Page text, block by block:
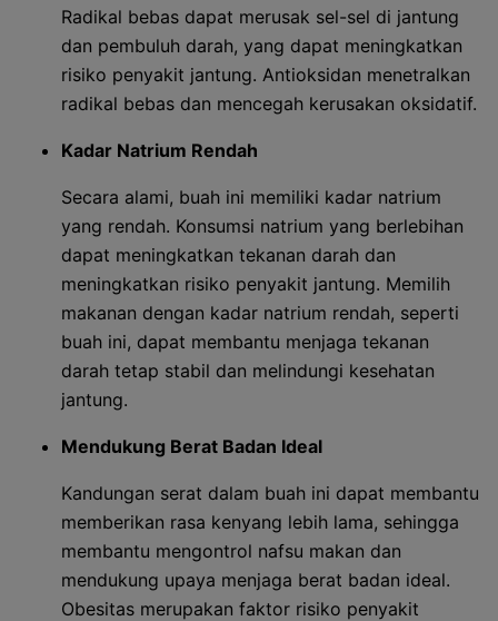
Radikal bebas dapat merusak sel-sel di jantung
dan pembuluh darah, yang dapat meningkatkan
risiko penyakit jantung. Antioksidan menetralkan
radikal bebas dan mencegah kerusakan oksidatif.
Kadar Natrium Rendah
Secara alami, buah ini memiliki kadar natrium
yang rendah. Konsumsi natrium yang berlebihan
dapat meningkatkan tekanan darah dan
meningkatkan risiko penyakit jantung. Memilih
makanan dengan kadar natrium rendah, seperti
buah ini, dapat membantu menjaga tekanan
darah tetap stabil dan melindungi kesehatan
jantung.
Mendukung Berat Badan Ideal
Kandungan serat dalam buah ini dapat membantu
memberikan rasa kenyang lebih lama, sehingga
membantu mengontrol nafsu makan dan
mendukung upaya menjaga berat badan ideal.
Obesitas merupakan faktor risiko penyakit